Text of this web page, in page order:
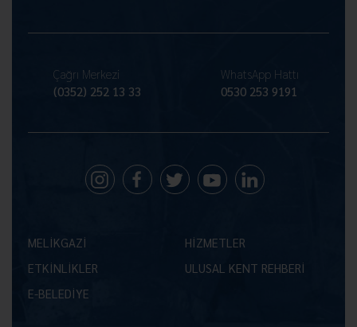
Çağrı Merkezi
(0352) 252 13 33
WhatsApp Hattı
0530 253 9191
MELİKGAZİ
HİZMETLER
ETKİNLİKLER
ULUSAL KENT REHBERİ
E-BELEDİYE